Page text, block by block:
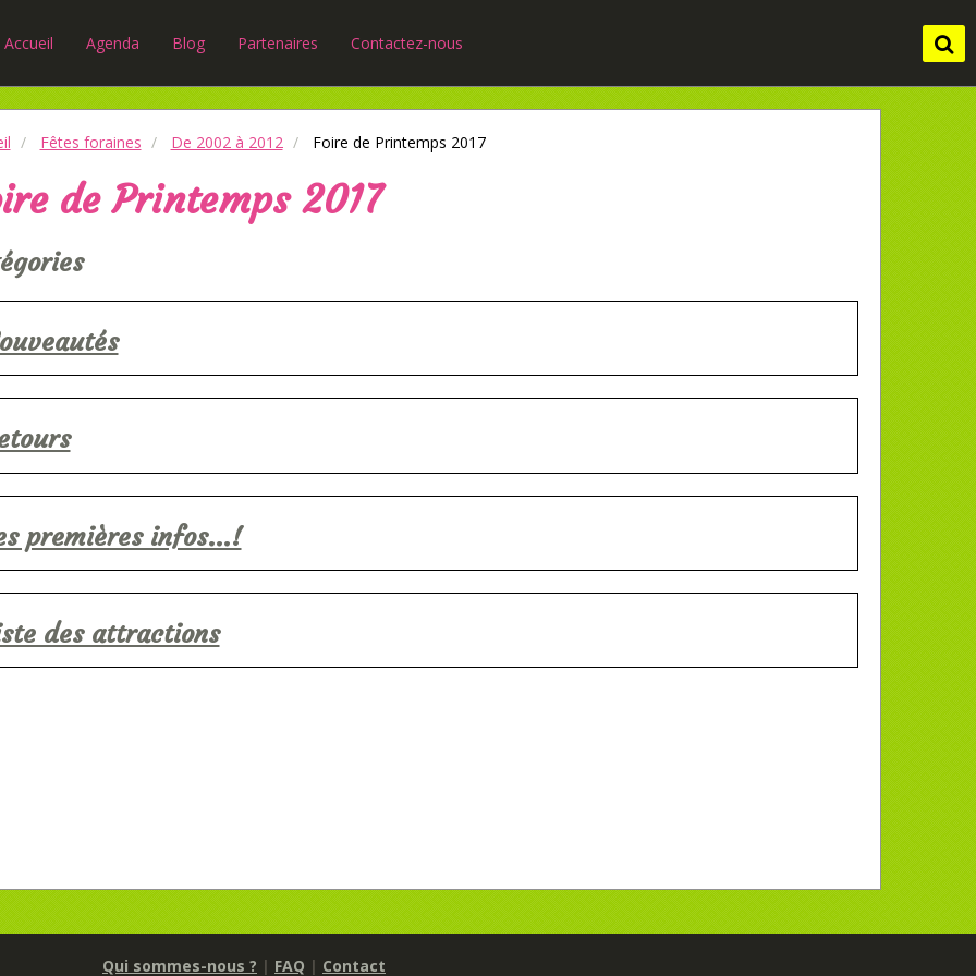
Accueil Agenda Blog Partenaires Contactez-nous
Fêtes foraines De 2002 à 2012 Foire de Printemps 2017
de Printemps 2017
premières infos...!
des attractions
Qui sommes-nous ? | FAQ | Contact